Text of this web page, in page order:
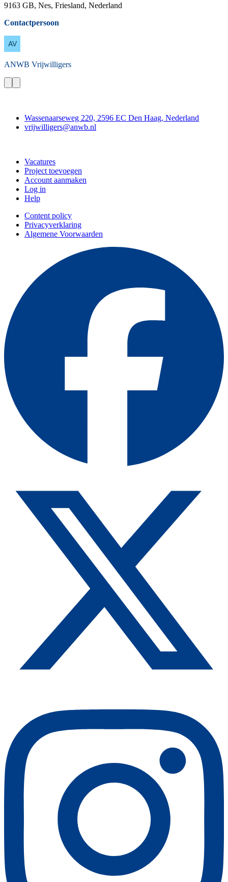
9163 GB, Nes, Friesland, Nederland
Contactpersoon
ANWB Vrijwilligers
Wassenaarseweg 220, 2596 EC Den Haag, Nederland
vrijwilligers@anwb.nl
Vacatures
Project toevoegen
Account aanmaken
Log in
Help
Content policy
Privacyverklaring
Algemene Voorwaarden